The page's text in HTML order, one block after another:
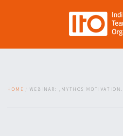
HOME WEBINAR: „MYTHOS